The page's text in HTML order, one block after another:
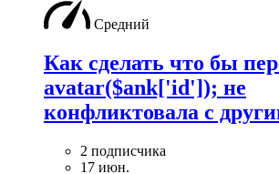
Средний
Как сделать что бы
avatar($ank['id']); не
конфликтовала с
2 подписчика
17 июн.